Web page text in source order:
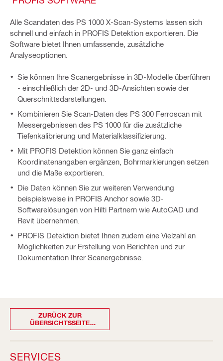
Alle Scandaten des PS 1000 X-Scan-Systems lassen sich
schnell und einfach in PROFIS Detektion exportieren. Die
Software bietet Ihnen umfassende, zusätzliche
Analyseoptionen.
Sie können Ihre Scanergebnisse in 3D-Modelle überführen
- einschließlich der 2D- und 3D-Ansichten sowie der
Querschnittsdarstellungen.
Kombinieren Sie Scan-Daten des PS 300 Ferroscan mit
Messergebnissen des PS 1000 für die zusätzliche
Tiefenkalibrierung und Materialklassifizierung.
Mit PROFIS Detektion können Sie ganz einfach
Koordinatenangaben ergänzen, Bohrmarkierungen setzen
und die Maße exportieren.
Die Daten können Sie zur weiteren Verwendung
beispielsweise in PROFIS Anchor sowie 3D-
Softwarelösungen von Hilti Partnern wie AutoCAD und
Revit übernehmen.
PROFIS Detektion bietet Ihnen zudem eine Vielzahl an
Möglichkeiten zur Erstellung von Berichten und zur
Dokumentation Ihrer Scanergebnisse.
ZURÜCK ZUR
ÜBERSICHTSSEITE
DETEKTIONS-SYSTEME
SERVICES